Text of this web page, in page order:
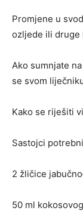
Promjene u
ozljede ili druge
Ako sumnjate
se svom
Kako se riješiti
Sastojci
2 žličice
50 ml